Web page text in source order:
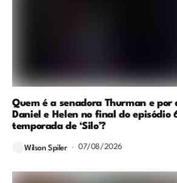
Quem é a senadora Thurman e por
Daniel e Helen no final do episódio
temporada de ‘Silo’?
Wilson Spiler 07/08/2026